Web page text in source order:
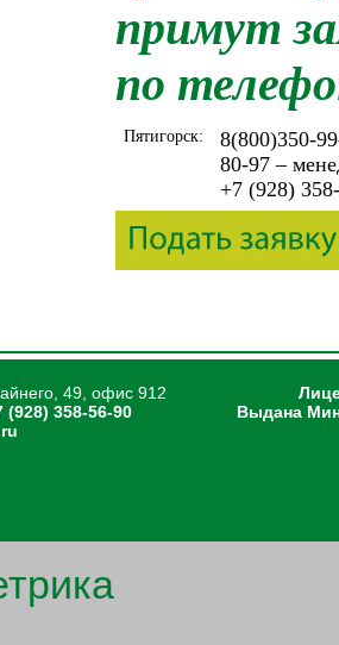
примут
по
Пятигорск:
8(800)350-
80-97 –
+7 (928)
49, офис 912
(928) 358-56-90
Выдана